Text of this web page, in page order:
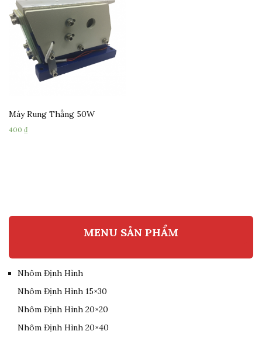
Máy Rung Thẳng 50W
400 ₫
MENU SẢN PHẨM
Nhôm Định Hình
Nhôm Định Hình 15×30
Nhôm Định Hình 20×20
Nhôm Định Hình 20×40